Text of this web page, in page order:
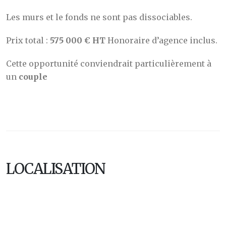
Les murs et le fonds ne sont pas dissociables.
Prix total : 575 000 € HT Honoraire d’agence inclus.
Cette opportunité conviendrait particulièrement à
un couple
LOCALISATION